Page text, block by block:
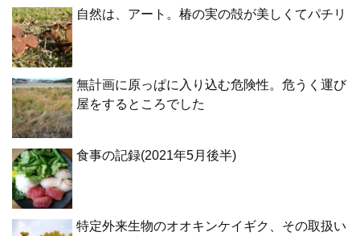
自然は、アート。椿の実の殻が美しくてパチリ
無計画に原っぱに入り込む危険性。危うく運び
屋をするところでした
食事の記録(2021年5月後半)
特定外来生物のオオキンケイギク、その取扱い